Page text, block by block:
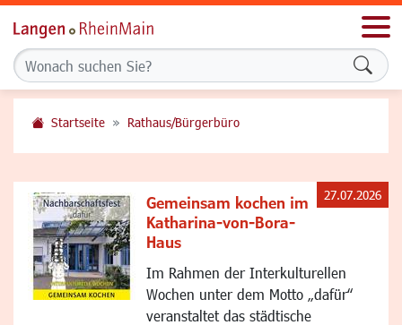
Startseite Rathaus/Bürgerbüro
Gemeinsam kochen im
Katharina-von-Bora-
Haus
Im Rahmen der Interkulturellen
Wochen unter dem Motto „dafür“
veranstaltet das städtische
27.07.2026